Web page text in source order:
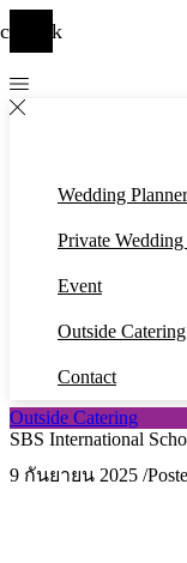
Wedding Planner
Private Wedding
Event
Outside Catering
Contact
Outside Catering
SBS International
9 กันยายน 2025 /